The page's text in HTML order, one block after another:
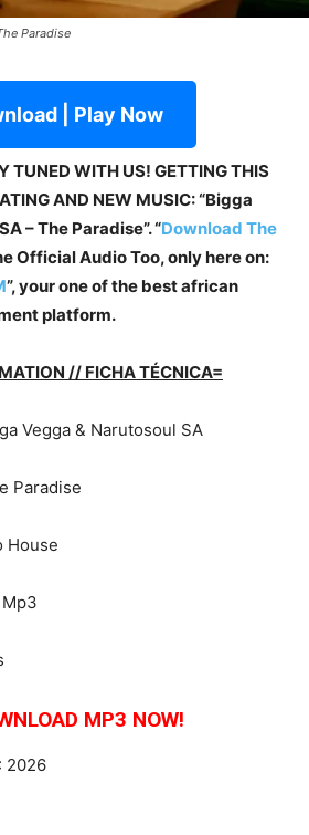
Paradise
| Play Now
TUNED WITH US! GETTING THIS
AND NEW MUSIC: “Bigga
– The Paradise”. “Download The
Official Audio Too, only here on:
”, your one of the best african
platform.
// FICHA TÉCNICA=
Vegga & Narutosoul SA
Paradise
House
Mp3
MP3 NOW!
: 2026